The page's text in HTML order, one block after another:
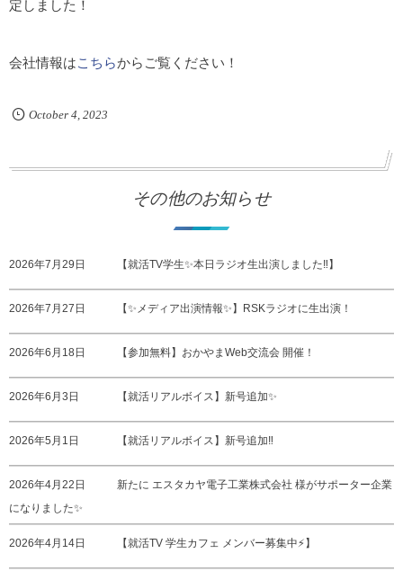
定しました！
会社情報はこちらからご覧ください！
October 4, 2023
その他のお知らせ
2026年7月29日 【就活TV学生✨本日ラジオ生出演しました‼️】
2026年7月27日 【✨メディア出演情報✨】RSKラジオに生出演！
2026年6月18日 【参加無料】おかやまWeb交流会 開催！
2026年6月3日 【就活リアルボイス】新号追加✨
2026年5月1日 【就活リアルボイス】新号追加‼️
2026年4月22日
新たに エスタカヤ電子工業株式会社 様がサポーター企業
になりました✨
2026年4月14日 【就活TV 学生カフェ メンバー募集中⚡️】